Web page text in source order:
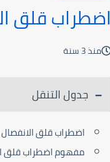
اضطراب قلق
منذ 3 سنة
جدول التنقل
اضطراب قلق الانفصال
مفهوم اضطراب قلق